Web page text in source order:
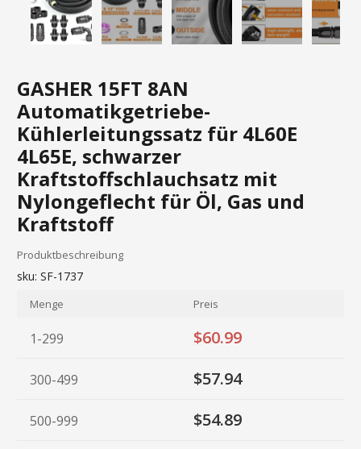
GASHER 15FT 8AN
Automatikgetriebe-
Kühlerleitungssatz für 4L60E
4L65E, schwarzer
Kraftstoffschlauchsatz mit
Nylongeflecht für Öl, Gas und
Kraftstoff
Produktbeschreibung
sku: SF-1737
Menge Preis
1-299 $60.99
300-499 $57.94
500-999 $54.89